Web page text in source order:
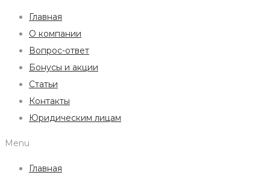
Главная
О компании
Вопрос-ответ
Бонусы и акции
Статьи
Контакты
Юридическим лицам
Menu
Главная